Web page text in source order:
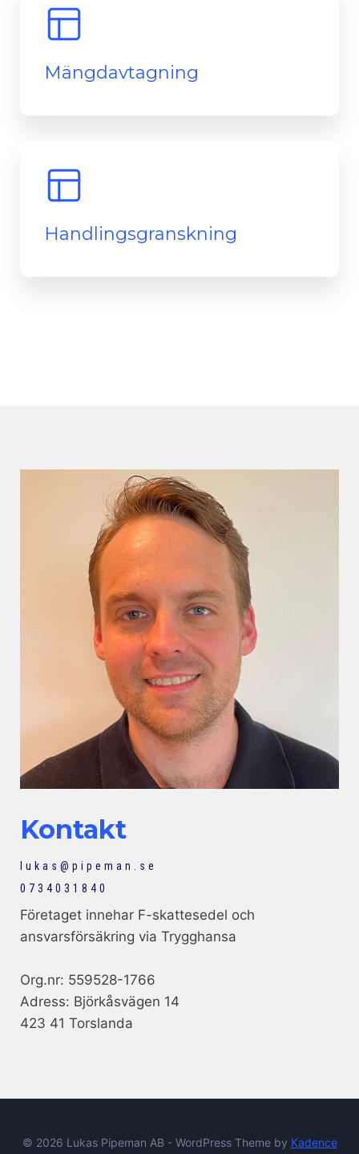
Mängdavtagning
Handlingsgranskning
Kontakt
lukas@pipeman.se
0734031840
Företaget innehar F-skattesedel och
ansvarsförsäkring via Trygghansa
Org.nr: 559528-1766
Adress: Björkåsvägen 14
423 41 Torslanda
© 2026 Lukas Pipeman AB - WordPress Theme by Kadence